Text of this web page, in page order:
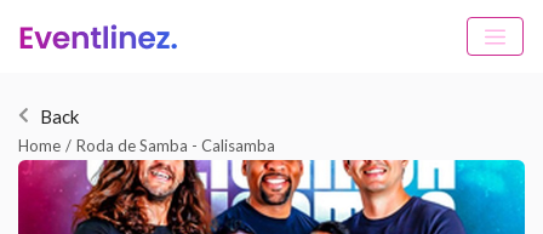
Back
Home / Roda de Samba - Calisamba